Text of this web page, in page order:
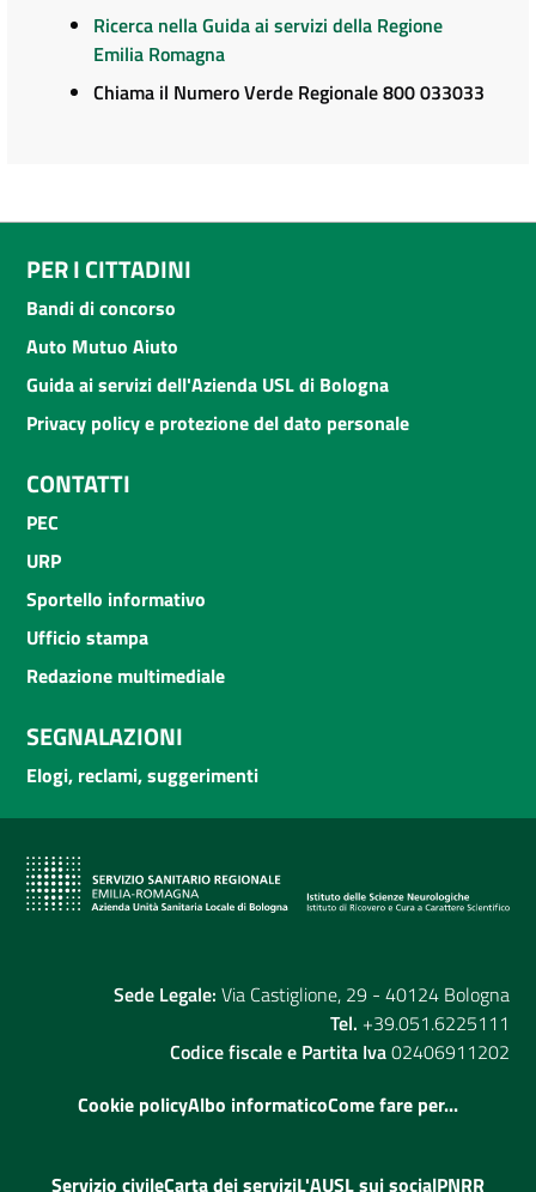
Ricerca nella Guida ai servizi della Regione
Emilia Romagna
Chiama il Numero Verde Regionale 800 033033
PER I CITTADINI
Bandi di concorso
Auto Mutuo Aiuto
Guida ai servizi dell'Azienda USL di Bologna
Privacy policy e protezione del dato personale
CONTATTI
PEC
URP
Sportello informativo
Ufficio stampa
Redazione multimediale
SEGNALAZIONI
Elogi, reclami, suggerimenti
Sede Legale: Via Castiglione, 29 - 40124 Bologna
Tel. +39.051.6225111
Codice fiscale e Partita Iva02406911202
Cookie policyAlbo informaticoCome fare per...
Servizio civileCarta dei serviziL'AUSL sui socialPNRR